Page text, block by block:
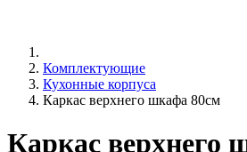
Комплектующие
Кухонные корпуса
Каркас верхнего шкафа 80см
Каркас верхнего